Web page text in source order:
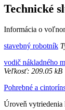
Technické
Informácia o
stavebný robotník
vodič nákladného
Veľkosť: 209.05 kB
Pohrebné a
Úroveň vytriedenia